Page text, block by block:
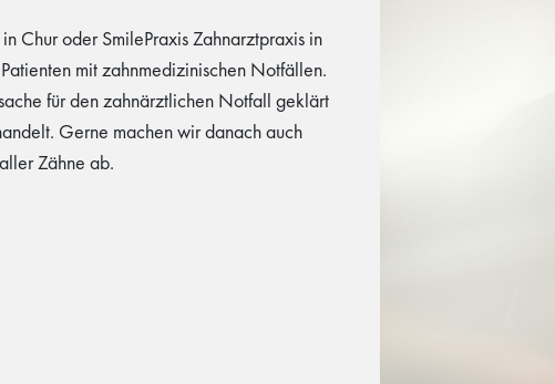
Chur oder SmilePraxis Zahnarztpraxis in
mit zahnmedizinischen Notfällen.
für den zahnärztlichen Notfall geklärt
Gerne machen wir danach auch
Zähne ab.